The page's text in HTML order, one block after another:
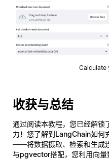
Calculate
收获与总结
通过阅读本教程，您已经解锁
力！您了解到LangChain如何
——将数据摄取、检索和生成
与pgvector搭配，您利用向